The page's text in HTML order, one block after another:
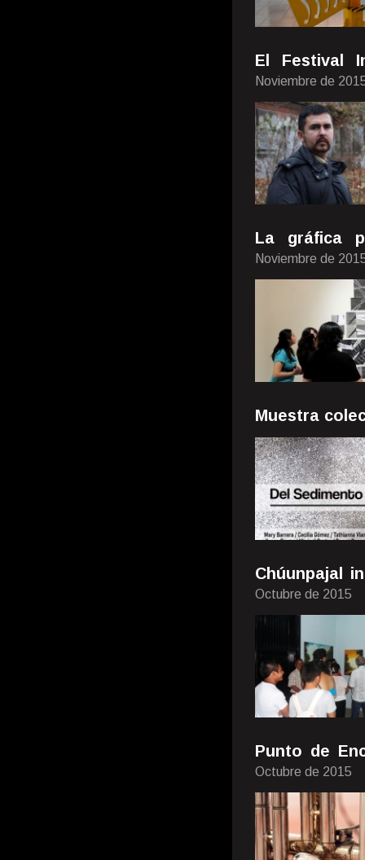
El Festival
Noviembre de
La gráfica
Noviembre de
Muestra
Chúunpajal
Octubre de 2015
Punto de
Octubre de 2015